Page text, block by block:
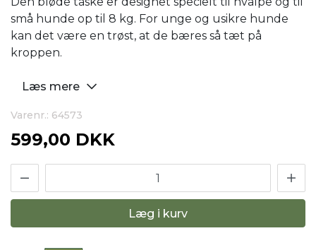
små hunde op til 8 kg. For unge og usikre hunde
kan det være en trøst, at de bæres så tæt på
kroppen.
Læs mere
Varenr.: 64573
599,00 DKK
Læg i kurv